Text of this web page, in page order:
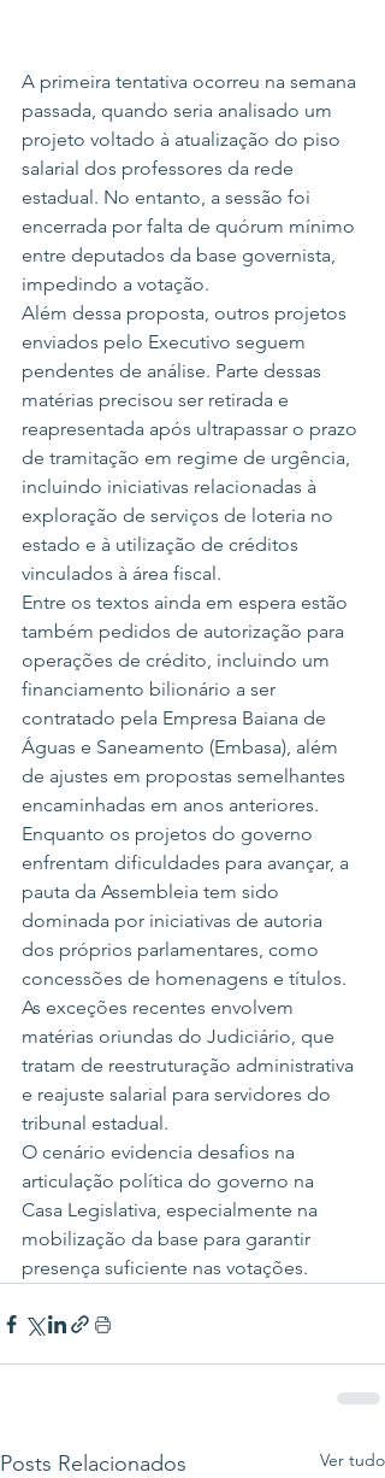
A primeira tentativa ocorreu na semana
passada, quando seria analisado um
projeto voltado à atualização do piso
salarial dos professores da rede
estadual. No entanto, a sessão foi
encerrada por falta de quórum mínimo
entre deputados da base governista,
impedindo a votação.
Além dessa proposta, outros projetos
enviados pelo Executivo seguem
pendentes de análise. Parte dessas
matérias precisou ser retirada e
reapresentada após ultrapassar o prazo
de tramitação em regime de urgência,
incluindo iniciativas relacionadas à
exploração de serviços de loteria no
estado e à utilização de créditos
vinculados à área fiscal.
Entre os textos ainda em espera estão
também pedidos de autorização para
operações de crédito, incluindo um
financiamento bilionário a ser
contratado pela Empresa Baiana de
Águas e Saneamento (Embasa), além
de ajustes em propostas semelhantes
encaminhadas em anos anteriores.
Enquanto os projetos do governo
enfrentam dificuldades para avançar, a
pauta da Assembleia tem sido
dominada por iniciativas de autoria
dos próprios parlamentares, como
concessões de homenagens e títulos.
As exceções recentes envolvem
matérias oriundas do Judiciário, que
tratam de reestruturação administrativa
e reajuste salarial para servidores do
tribunal estadual.
O cenário evidencia desafios na
articulação política do governo na
Casa Legislativa, especialmente na
mobilização da base para garantir
presença suficiente nas votações.
Posts Relacionados Ver tudo